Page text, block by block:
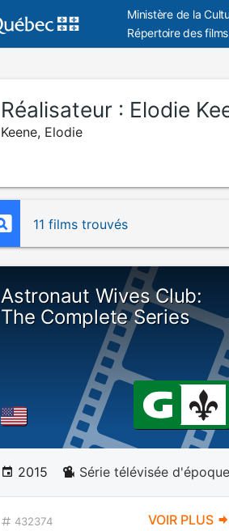
Ministère de la
Répertoire des
Réalisateur : Elodie
Keene, Elodie
11 films trouvés
Astronaut Wives Club:
The Complete Series
2015 Série télévisée d'époque
432374 VOIR PLUS